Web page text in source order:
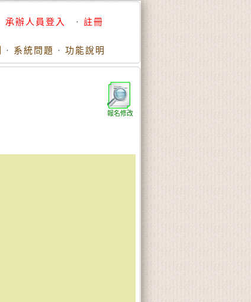
承辦人員登入 · 註冊
· 系統問題 · 功能說明
報名修改